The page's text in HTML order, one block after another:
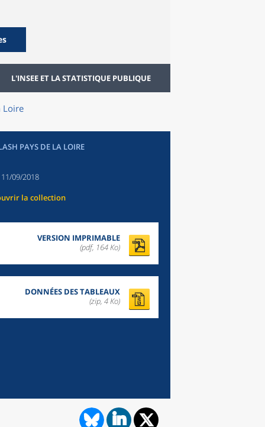
L'INSEE ET LA STATISTIQUE PUBLIQUE
Loire
PAYS DE LA LOIRE
11/09/2018
la collection
VERSION IMPRIMABLE
(pdf, 164 Ko)
DONNÉES DES TABLEAUX
(zip, 4 Ko)